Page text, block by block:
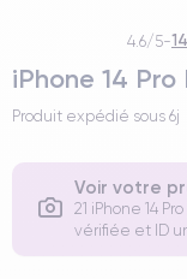
4.6/5-
iPhone 14
Produit expédié sous 6j
Voir votre
21 iPhone 14
vérifiée et ID